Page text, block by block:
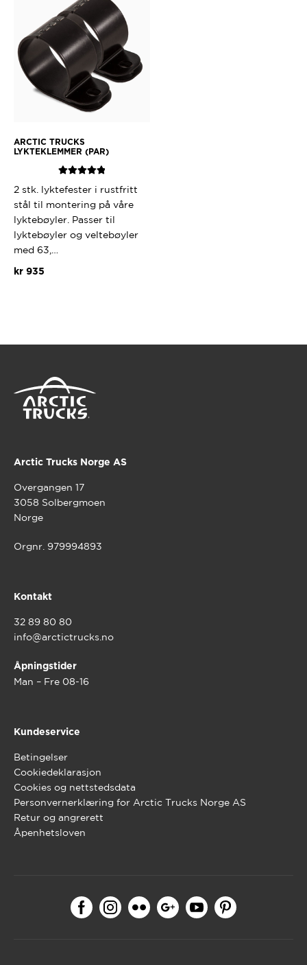
ARCTIC TRUCKS
LYKTEKLEMMER (PAR)
av 5
2 stk. lyktefester i rustfritt
stål til montering på våre
lyktebøyler. Passer til
lyktebøyler og veltebøyler
med 63,…
kr935
flere
Arctic Trucks Norge AS
Overgangen 17
3058 Solbergmoen
Norge
Orgnr. 979994893
Kontakt
32 89 80 80
info@arctictrucks.no
Åpningstider
Man – Fre 08-16
Kundeservice
Betingelser
Cookiedeklarasjon
Cookies og nettstedsdata
Personvernerklæring for Arctic Trucks Norge AS
Retur og angrerett
Åpenhetsloven